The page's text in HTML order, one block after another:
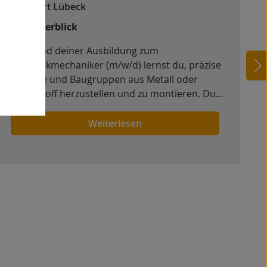
Standort Lübeck
Kurzüberblick
Während deiner Ausbildung zum
Feinwerkmechaniker (m/w/d) lernst du, präzise
Bauteile und Baugruppen aus Metall oder
Kunststoff herzustellen und zu montieren. Du
Werkzeugen und wirst Schritt für Schritt an die
Anforderungen eines vielseitigen technischen
Weiterlesen